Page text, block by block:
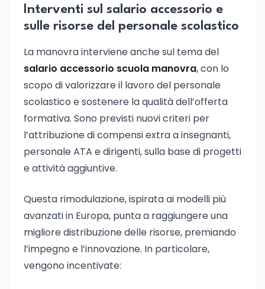
Interventi sul salario accessorio e
sulle risorse del personale scolastico
La manovra interviene anche sul tema del
salario accessorio scuola manovra, con lo
scopo di valorizzare il lavoro del personale
scolastico e sostenere la qualità dell’offerta
formativa. Sono previsti nuovi criteri per
l’attribuzione di compensi extra a insegnanti,
personale ATA e dirigenti, sulla base di progetti
e attività aggiuntive.
Questa rimodulazione, ispirata ai modelli più
avanzati in Europa, punta a raggiungere una
migliore distribuzione delle risorse, premiando
l’impegno e l’innovazione. In particolare,
vengono incentivate: